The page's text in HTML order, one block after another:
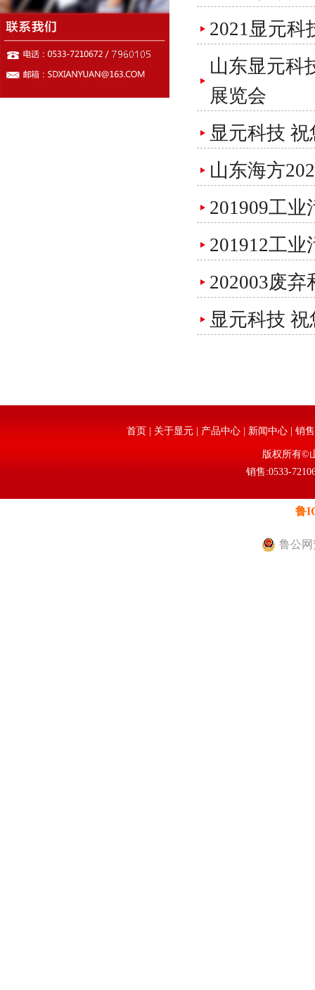
2021显元科
山东显元科
展览会
显元科技
山东海方
201909工
201912工
202003废
显元科技
首页 关于显元 产品中心 新闻中心 销
版权所有©
销售:0533-
鲁
鲁公网